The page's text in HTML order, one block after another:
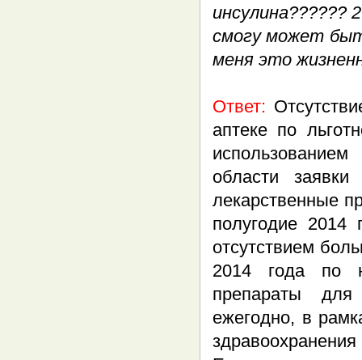
инсулина??????
смогу может
меня это
Ответ:
аптеке по
области
лекарственные
полугодие 2014
отсутствием
2014 года по
препараты для
ежегодно, в